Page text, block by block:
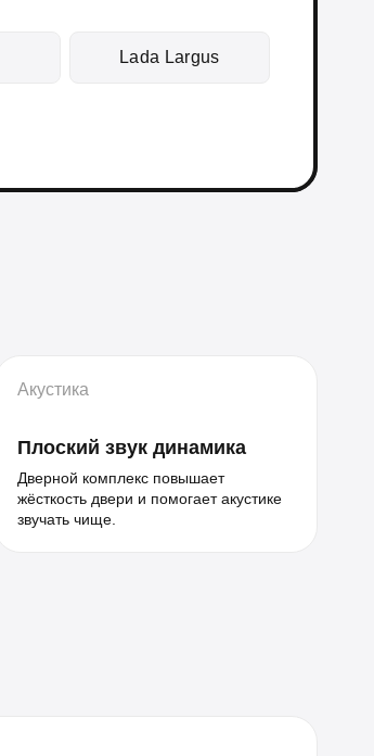
Lada Largus
Акустика
Плоский звук динамика
Дверной комплекс повышает
жёсткость двери и помогает акустике
звучать чище.